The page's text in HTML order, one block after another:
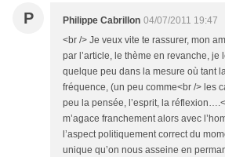
P Philippe Cabrillon 04/07/2011 19:47
<br /> Je veux vite te rassurer, mon
par l’article, le thème en revanche, je
quelque peu dans la mesure où tant
fréquence, (un peu comme<br /> les
peu la pensée, l’esprit, la
m’agace franchement alors avec
l’aspect politiquement correct du
unique qu’on nous asseine en